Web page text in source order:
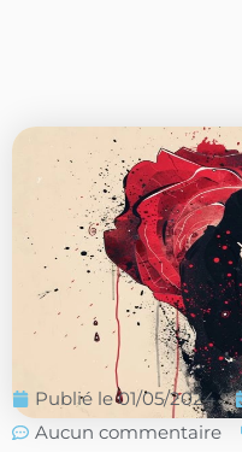
Publié le 01/05/2024
Aucun commentaire